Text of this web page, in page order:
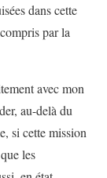
dans cette
par la
avec mon
au-delà du
si cette mission
les